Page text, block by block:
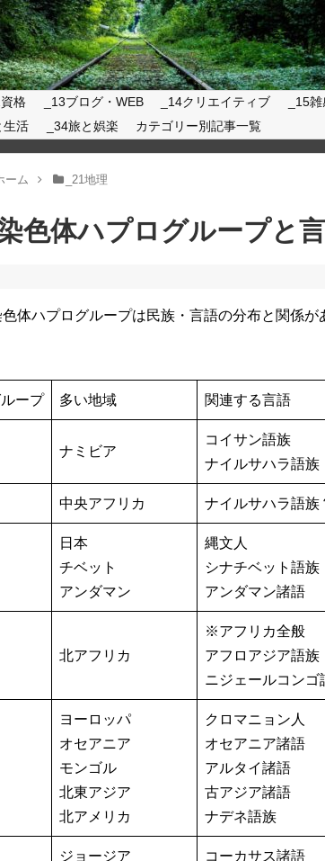
資格 _13ブログ・WEB _14クリエイティブ _15
生活 _34旅と娯楽 カテゴリー別記事一覧
ーム _21地理
色体ハプログループと
体ハプログループは民族・言語の分布と関係が
ープ 多い地域 関連する言語
ナミビア
コイサン語族
ナイルサハラ語族
中央アフリカ ナイルサハラ語族
日本
チベット
アンダマン
縄文人
シナチベット語族
アンダマン諸語
北アフリカ
※アフリカ全般
アフロアジア語族
ニジェールコンゴ
ヨーロッパ
オセアニア
モンゴル
北東アジア
北アメリカ
クロマニョン人
オセアニア諸語
アルタイ諸語
古アジア諸語
ナデネ語族
ジョージア コーカサス諸語